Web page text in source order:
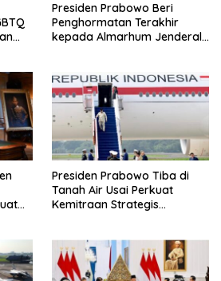
Presiden Prabowo Beri
Penghormatan Terakhir
kepada Almarhum Jenderal
Presiden Prabowo Tiba di
Tanah Air Usai Perkuat
Kemitraan Strategis